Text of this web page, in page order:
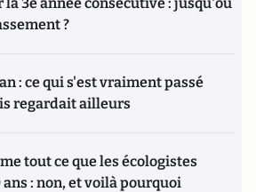
?
: ce qui s'est vraiment passé
regardait ailleurs
tout ce que les écologistes
: non, et voilà pourquoi